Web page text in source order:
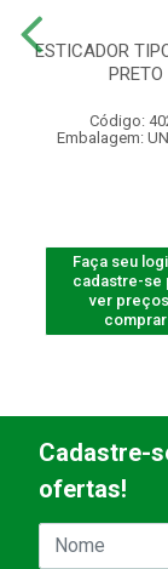
ESTICADOR
PRETO
Código:
Embalagem:
Faça seu
cadastre-se
ver
comprar
Cadastre-
ofertas!